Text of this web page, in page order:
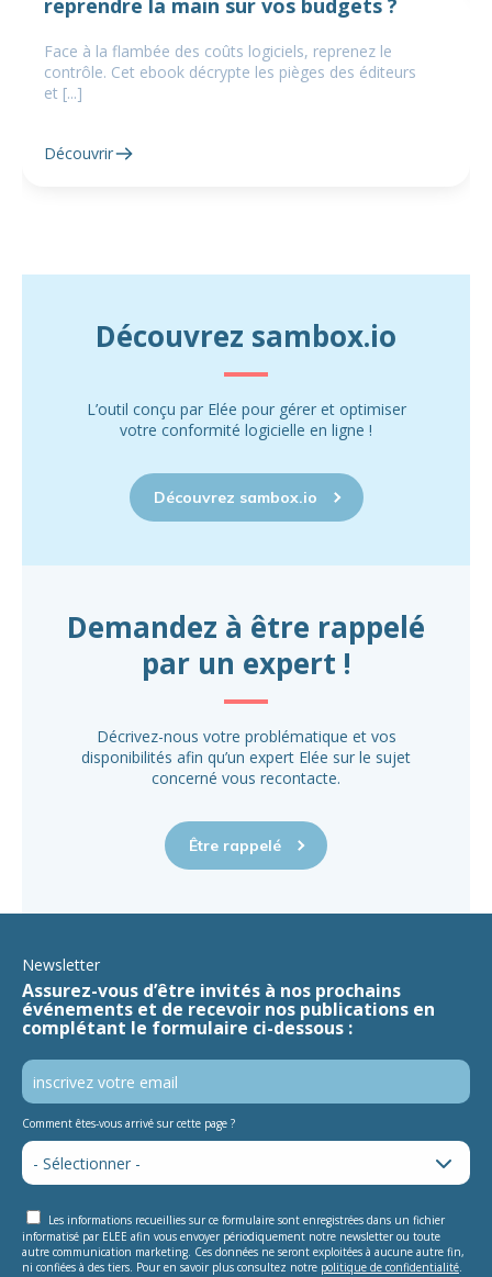
Face à la flambée des coûts logiciels, reprenez le
contrôle. Cet ebook décrypte les pièges des éditeurs
et [...]
Découvrir
Découvrez sambox.io
L’outil conçu par Elée pour gérer et optimiser
votre conformité logicielle en ligne !
Découvrez sambox.io
Demandez à être rappelé
par un expert !
Décrivez-nous votre problématique et vos
disponibilités afin qu’un expert Elée sur le sujet
concerné vous recontacte.
Être rappelé
Newsletter
Assurez-vous d’être invités à nos prochains
événements et de recevoir nos publications en
complétant le formulaire ci-dessous :
Comment êtes-vous arrivé sur cette page ?
Les informations recueillies sur ce formulaire sont enregistrées dans un fichier
informatisé par ELEE afin vous envoyer périodiquement notre newsletter ou toute
autre communication marketing. Ces données ne seront exploitées à aucune autre fin,
ni confiées à des tiers. Pour en savoir plus consultez notre politique de confidentialité.